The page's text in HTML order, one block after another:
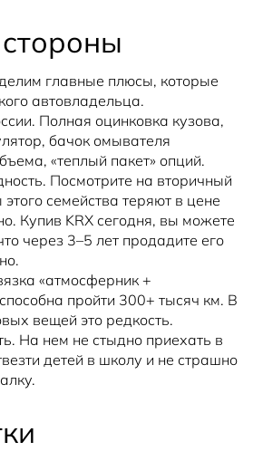
главные плюсы, которые
автовладельца.
Полная оцинковка кузова,
бачок омывателя
«теплый пакет» опций.
Посмотрите на вторичный
семейства теряют в цене
Купив KRX сегодня, вы можете
через 3–5 лет продадите его
«атмосферник +
пройти 300+ тысяч км. В
вещей это редкость.
На нем не стыдно приехать в
детей в школу и не страшно